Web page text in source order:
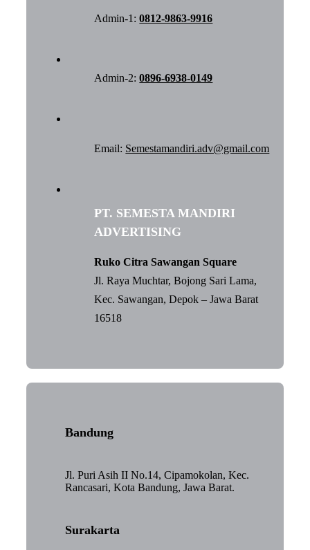
Admin-1:0812-9863-9916
Admin-2:0896-6938-0149
Email: Semestamandiri.adv@gmail.com
PT. SEMESTA MANDIRI
ADVERTISING
Ruko Citra Sawangan Square
Jl. Raya Muchtar, Bojong Sari Lama,
Kec. Sawangan, Depok – Jawa Barat
16518
Bandung
Jl. Puri Asih II No.14, Cipamokolan, Kec.
Rancasari, Kota Bandung, Jawa Barat.
Surakarta